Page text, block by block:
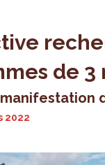
de 3
manifestation
2022